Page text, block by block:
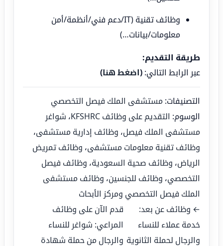
وظائف تقنية (IT/دعم فني/أنظمة/أمن
معلومات/بيانات…)
طريقة التقديم:
عبر الرابط التالي: (اضغط هنا)
التصنيفات: مستشفى الملك فيصل التخصصي
الوسوم: التقديم على وظائف KFSHRC ، شواغر
مستشفى الملك فيصل، وظائف إدارية مستشفى،
وظائف تقنية معلومات مستشفى، وظائف تمريض
الرياض، وظائف صحية السعودية، وظائف فيصل
التخصصي، وظائف للجنسين، وظائف مستشفى
الملك فيصل التخصصي ومركز الأبحاث
← وظائف عن بعد:
خدمة عملاء للنساء
والرجال لحملة الثانوية
قدم الآن على وظائف
المراعي: شواغر للنساء
والرجال من حملة شهادة